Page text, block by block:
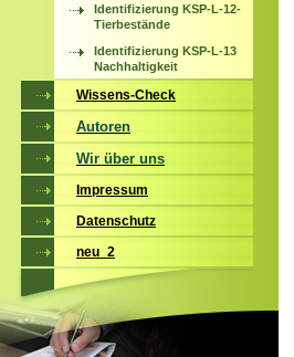
Identifizierung KSP-L-12-
Tierbestände
Identifizierung KSP-L-13
Nachhaltigkeit
Wissens-Check
Autoren
Wir über uns
Impressum
Datenschutz
neu_2